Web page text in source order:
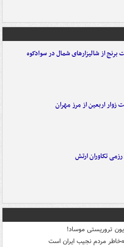
برنج از شالیزارهای شمال در سوادکوه
زوار اربعین از مرز مهران
تکاوران ارتش
تروریستی موساد!
مردم نجیب ایران است